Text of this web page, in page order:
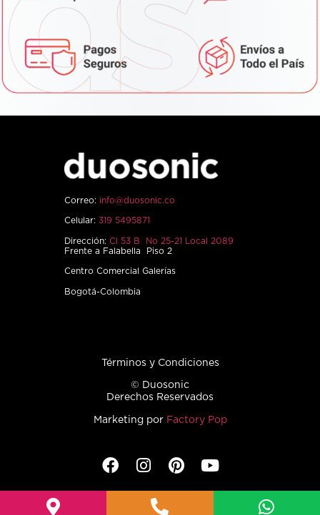
Correo: info@duosonic.co
Celular: 319 5495871
Dirección: Cl 53 B No 25-21 Local 2089
Frente a Falabella Piso 2
Centro Comercial Galerías
Bogotá-Colombia
Términos y Condiciones
© Duosonic
Derechos Reservados
Marketing por Factory Pop